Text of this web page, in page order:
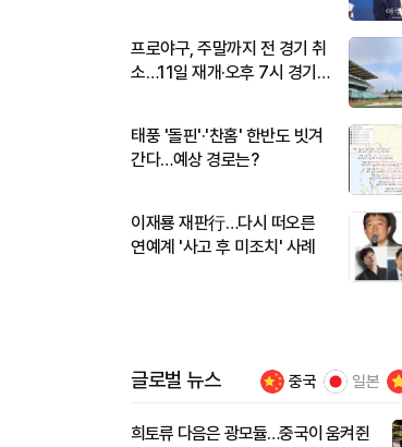
프로야구, 주말까지 전 경기 취
소…11일 재개·오후 7시 경기
태풍 '돌핀'·'찬홈' 한반도 빗겨
간다…예상 경로는?
이재룡 재판行…다시 떠오른
연예계 '사고 후 미조치' 사례
글로벌 뉴스 중국 일본
희토류 다음은 광모듈…중국이 움켜쥔